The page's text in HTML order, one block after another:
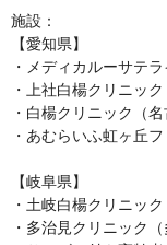
施設：
【愛知県】
・メディカルーサテ
・上社白楊クリニッ
・白楊クリニック（名
・あむらいふ虹ヶ丘
【岐阜県】
・土岐白楊クリニック
・多治見クリニック（